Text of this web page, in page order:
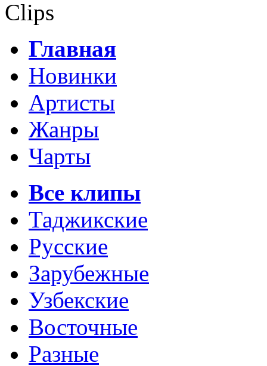
Clips
Главная
Новинки
Артисты
Жанры
Чарты
Все клипы
Таджикские
Русские
Зарубежные
Узбекские
Восточные
Разные